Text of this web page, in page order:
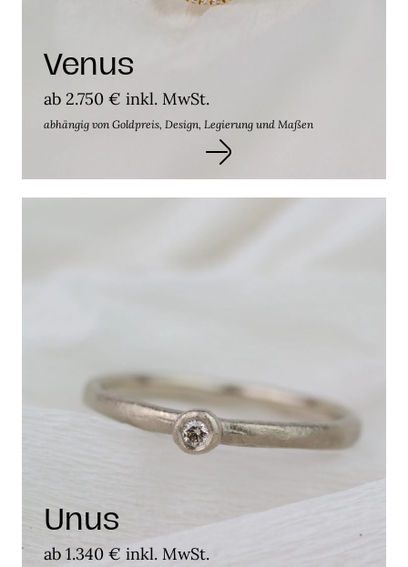
Venus
ab 2.750 € inkl. MwSt.
abhängig von Goldpreis, Design, Legierung und Maßen
Unus
ab 1.340 € inkl. MwSt.